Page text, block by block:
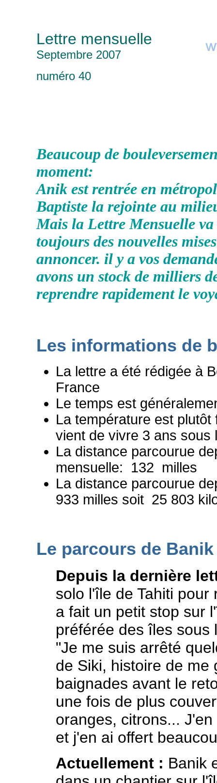
Lettre mensuelle
Septembre 2007
numéro 40
Beaucoup de
moment:
Anik est rentrée en
Baptiste la rejointe au
Mais la Lettre Mensuelle
toujours des nouvelles
annoncer. il y a vos
avons un stock de milliers
reprendre rapidement le
Les informations de
La lettre a été rédigée à
France
Le temps est
La température est
vient de vivre 3 ans sous
La distance parcourue
mensuelle: 132 milles
La distance parcourue
933 milles soit 25 803
Le parcours de
Depuis la dernière
solo l'île de Tahiti
a fait un petit stop sur
préférée des îles sous
"Je me suis arrêté
de Siki, histoire de me
baignades avant le
une fois de plus
oranges, citrons...
et j'en ai offert
Actuellement : Banik